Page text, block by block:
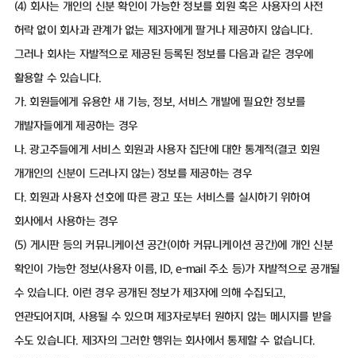
(4) 회사는 개인의 신분 확인이 가능한 정보를 회원 혹은 사용자의 사전
허락 없이 회사과 관계가 없는 제3자에게 팔거나 제공하지 않습니다.
그러나 회사는 자발적으로 제공된 등록된 정보를 다음과 같은 경우에
활용할 수 있습니다.
가. 회원들에게 유용한 새 기능, 정보, 서비스 개발에 필요한 정보를
개발자들에게 제공하는 경우
나. 광고주들에게 서비스 회원과 사용자 집단에 대한 통계적(결코 회원
개개인의 신분이 드러나지 않는) 정보를 제공하는 경우
다. 회원과 사용자 선호에 따른 광고 또는 서비스를 실시하기 위하여
회사에서 사용하는 경우
(5) 게시판 등의 커뮤니케이션 공간(이하 커뮤니케이션 공간)에 개인 신분
확인이 가능한 정보(사용자 이름, ID, e-mail 주소 등)가 자발적으로 공개될
수 있습니다. 이런 경우 공개된 정보가 제3자에 의해 수집되고,
연관되어지며, 사용될 수 있으며 제3자로부터 원하지 않는 메시지를 받을
수도 있습니다. 제3자의 그러한 행위는 회사에서 통제할 수 없습니다.